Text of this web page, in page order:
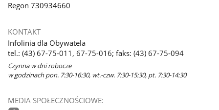
Regon 730934660
KONTAKT
Infolinia dla Obywatela
tel.: (43) 67-75-011, 67-75-016; faks: (43) 67-75-094
Czynna w dni robocze
w godzinach pon. 7:30-16:30, wt.-czw. 7:30-15:30, pt. 7:30-14:30
MEDIA SPOŁECZNOŚCIOWE: